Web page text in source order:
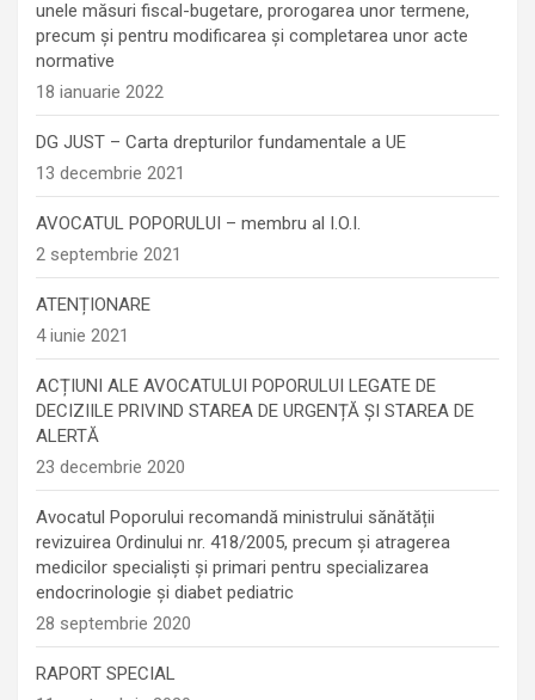
unele măsuri fiscal-bugetare, prorogarea unor termene,
precum şi pentru modificarea şi completarea unor acte
normative
18 ianuarie 2022
DG JUST – Carta drepturilor fundamentale a UE
13 decembrie 2021
AVOCATUL POPORULUI – membru al I.O.I.
2 septembrie 2021
ATENȚIONARE
4 iunie 2021
ACȚIUNI ALE AVOCATULUI POPORULUI LEGATE DE
DECIZIILE PRIVIND STAREA DE URGENȚĂ ȘI STAREA DE
ALERTĂ
23 decembrie 2020
Avocatul Poporului recomandă ministrului sănătății
revizuirea Ordinului nr. 418/2005, precum și atragerea
medicilor specialiști și primari pentru specializarea
endocrinologie şi diabet pediatric
28 septembrie 2020
RAPORT SPECIAL